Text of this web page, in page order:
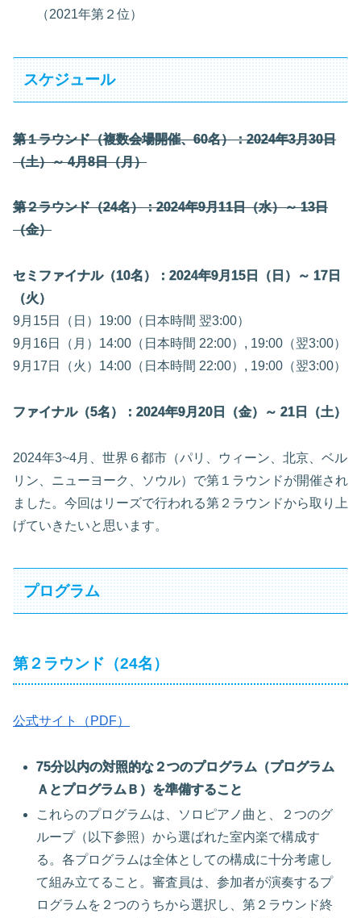
（2021年第２位）
スケジュール
第１ラウンド（複数会場開催、60名）：2024年3月30日
（土）～ 4月8日（月）
第２ラウンド（24名）：2024年9月11日（水）～ 13日
（金）
セミファイナル（10名）：2024年9月15日（日）～ 17日
（火）
9月15日（日）19:00（日本時間 翌3:00）
9月16日（月）14:00（日本時間 22:00）, 19:00（翌3:00）
9月17日（火）14:00（日本時間 22:00）, 19:00（翌3:00）
ファイナル（5名）：2024年9月20日（金）～ 21日（土）
2024年3~4月、世界６都市（パリ、ウィーン、北京、ベル
リン、ニューヨーク、ソウル）で第１ラウンドが開催され
ました。今回はリーズで行われる第２ラウンドから取り上
げていきたいと思います。
プログラム
第２ラウンド（24名）
公式サイト（PDF）
75分以内の対照的な２つのプログラム（プログラム
ＡとプログラムＢ）を準備すること
これらのプログラムは、ソロピアノ曲と、２つのグ
ループ（以下参照）から選ばれた室内楽で構成す
る。各プログラムは全体としての構成に十分考慮し
て組み立てること。審査員は、参加者が演奏するプ
ログラムを２つのうちから選択し、第２ラウンド終